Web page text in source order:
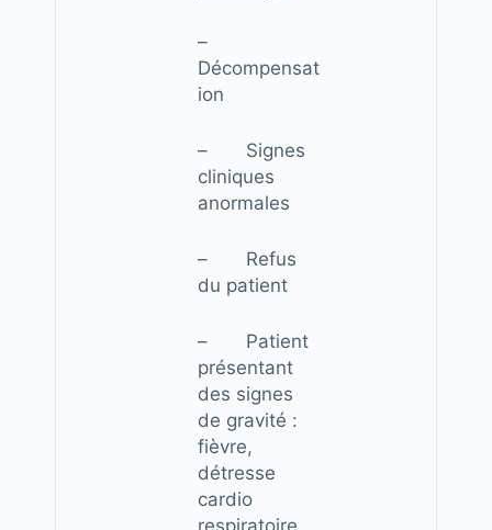
–
Décompensat
ion
– Signes
cliniques
anormales
– Refus
du patient
– Patient
présentant
des signes
de gravité :
fièvre,
détresse
cardio
respiratoire,